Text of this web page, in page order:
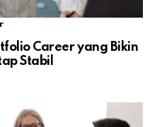
Career yang Bikin
Stabil